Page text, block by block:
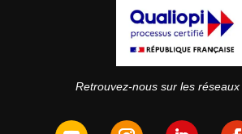
Retrouvez-nous sur les